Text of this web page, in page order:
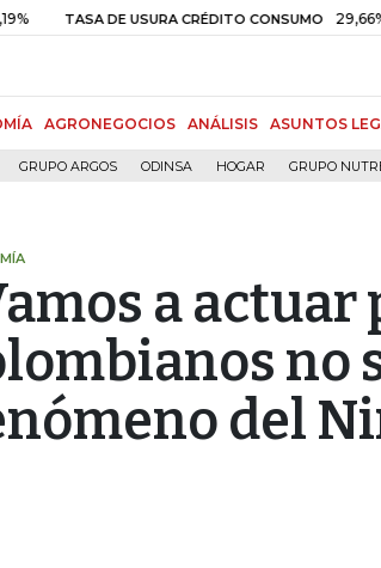
TASA DE USURA CRÉDITO CONSUMO 29,66%
AGRONEGOCIOS ANÁLISIS ASUNTOS
GRUPO ARGOS ODINSA HOGAR GRUPO
a actuar
no
del